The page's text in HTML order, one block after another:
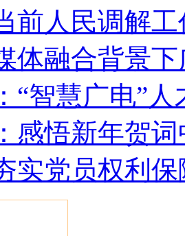
前人民调解
体融合背景
“智慧广电”
感悟新年贺
实党员权利